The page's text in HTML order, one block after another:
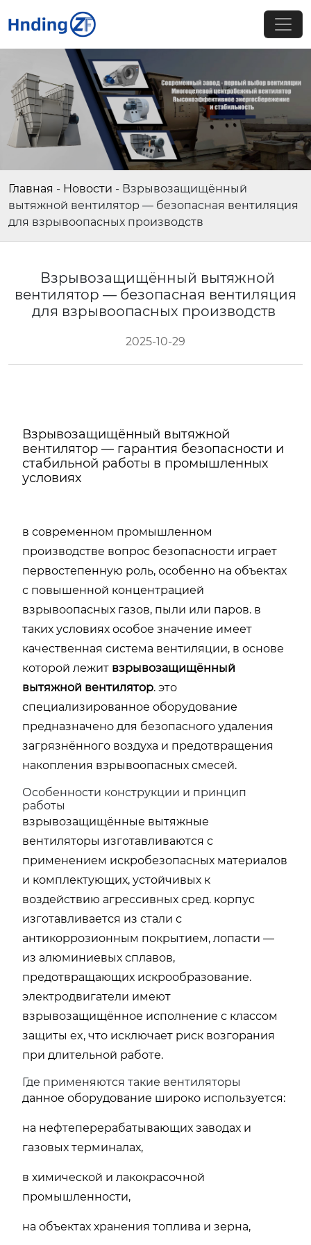
Главная - Новости - Взрывозащищённый
вытяжной вентилятор — безопасная вентиляция
для взрывоопасных производств
Взрывозащищённый вытяжной
вентилятор — безопасная вентиляция
для взрывоопасных производств
2025-10-29
Взрывозащищённый вытяжной
вентилятор — гарантия безопасности и
стабильной работы в промышленных
условиях
в современном промышленном
производстве вопрос безопасности играет
первостепенную роль, особенно на объектах
с повышенной концентрацией
взрывоопасных газов, пыли или паров. в
таких условиях особое значение имеет
качественная система вентиляции, в основе
которой лежит взрывозащищённый
вытяжной вентилятор. это
специализированное оборудование
предназначено для безопасного удаления
загрязнённого воздуха и предотвращения
накопления взрывоопасных смесей.
Особенности конструкции и принцип
работы
взрывозащищённые вытяжные
вентиляторы изготавливаются с
применением искробезопасных материалов
и комплектующих, устойчивых к
воздействию агрессивных сред. корпус
изготавливается из стали с
антикоррозионным покрытием, лопасти —
из алюминиевых сплавов,
предотвращающих искрообразование.
электродвигатели имеют
взрывозащищённое исполнение с классом
защиты ex, что исключает риск возгорания
при длительной работе.
Где применяются такие вентиляторы
данное оборудование широко используется:
на нефтеперерабатывающих заводах и
газовых терминалах,
в химической и лакокрасочной
промышленности,
на объектах хранения топлива и зерна,